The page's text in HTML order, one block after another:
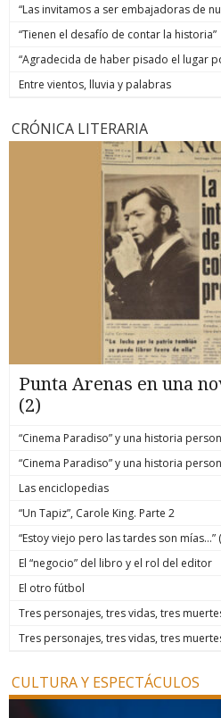
“Las invitamos a ser embajadoras de
“Tienen el desafío de contar la historia”
“Agradecida de haber pisado el lugar
Entre vientos, lluvia y palabras
CRÓNICA LITERARIA
Punta Arenas en una
(2)
“Cinema Paradiso” y una historia
“Cinema Paradiso” y una historia
Las enciclopedias
“Un Tapiz”, Carole King. Parte 2
“Estoy viejo pero las tardes son mías…”
El “negocio” del libro y el rol del editor
El otro fútbol
Tres personajes, tres vidas, tres
Tres personajes, tres vidas, tres
CULTURA Y ESPECTÁCULOS